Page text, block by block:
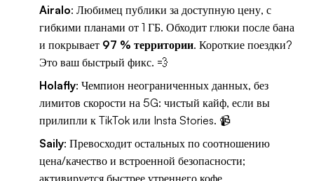
Airalo: Любимец публики за доступную цену, с
гибкими планами от 1 ГБ. Обходит глюки после бана
и покрывает 97 % территории. Короткие поездки?
Это ваш быстрый фикс. 💨
Holafly: Чемпион неограниченных данных, без
лимитов скорости на 5G: чистый кайф, если вы
прилипли к TikTok или Insta Stories. 📹
Saily: Превосходит остальных по соотношению
цена/качество и встроенной безопасности;
активируется быстрее утреннего кофе.